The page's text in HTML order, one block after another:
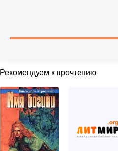
Рекомендуем к прочтению